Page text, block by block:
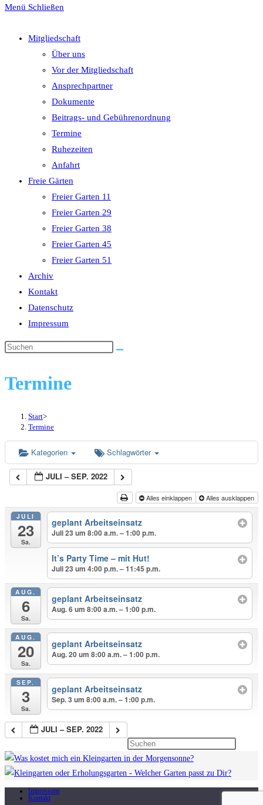
umschalten
panel.
Menü Schließen
Mitgliedschaft
Über uns
Vor der Mitgliedschaft
Ansprechpartner
Dokumente
Beitrags- und Gebührenordnung
Termine
Ruhezeiten
Anfahrt
Freie Gärten
Freier Garten 11
Freier Garten 29
Freier Garten 38
Freier Garten 45
Freier Garten 51
Archiv
Kontakt
Datenschutz
Impressum
Diese
durchsuchen
Termine
Start>
Termine
Kategorien Schlagwörter
JULI – SEP. 2022
Alles einklappen Alles ausklappen
JULI
23
Sa.
geplant Arbeitseinsatz
Juli 23 um 8:00 a.m. – 1:00 p.m.
It’s Party Time – mit Hut!
Juli 23 um 4:00 p.m. – 11:45 p.m.
AUG.
6
Sa.
geplant Arbeitseinsatz
Aug. 6 um 8:00 a.m. – 1:00 p.m.
AUG.
20
Sa.
geplant Arbeitseinsatz
Aug. 20 um 8:00 a.m. – 1:00 p.m.
SEP.
3
Sa.
geplant Arbeitseinsatz
Sep. 3 um 8:00 a.m. – 1:00 p.m.
JULI – SEP. 2022
close
Impressum
Kontakt